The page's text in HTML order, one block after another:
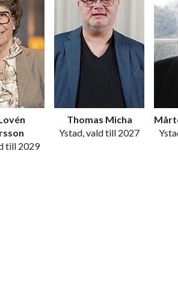
till 2029
Thomas Micha
Ystad, vald till 2027